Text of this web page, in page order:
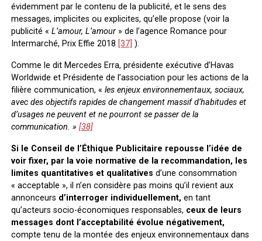
évidemment par le contenu de la publicité, et le sens des
messages, implicites ou explicites, qu’elle propose (voir la
publicité « L’amour, L’amour» de l’agence Romance pour
Intermarché, Prix Effie 2018 [37] ).
Comme le dit Mercedes Erra, présidente exécutive d’Havas
Worldwide et Présidente de l’association pour les actions de la
filière communication, « les enjeux environnementaux, sociaux,
avec des objectifs rapides de changement massif d’habitudes et
d’usages ne peuvent et ne pourront se passer de la
communication. » [38]
Si le Conseil de l’Éthique Publicitaire repousse l’idée de
voir fixer, par la voie normative de la recommandation, les
limites quantitatives et qualitatives d’une consommation
« acceptable », il n’en considère pas moins qu’il revient aux
annonceurs d’interroger individuellement, en tant
qu’acteurs socio-économiques responsables, ceux de leurs
messages dont l’acceptabilité évolue négativement,
compte tenu de la montée des enjeux environnementaux dans